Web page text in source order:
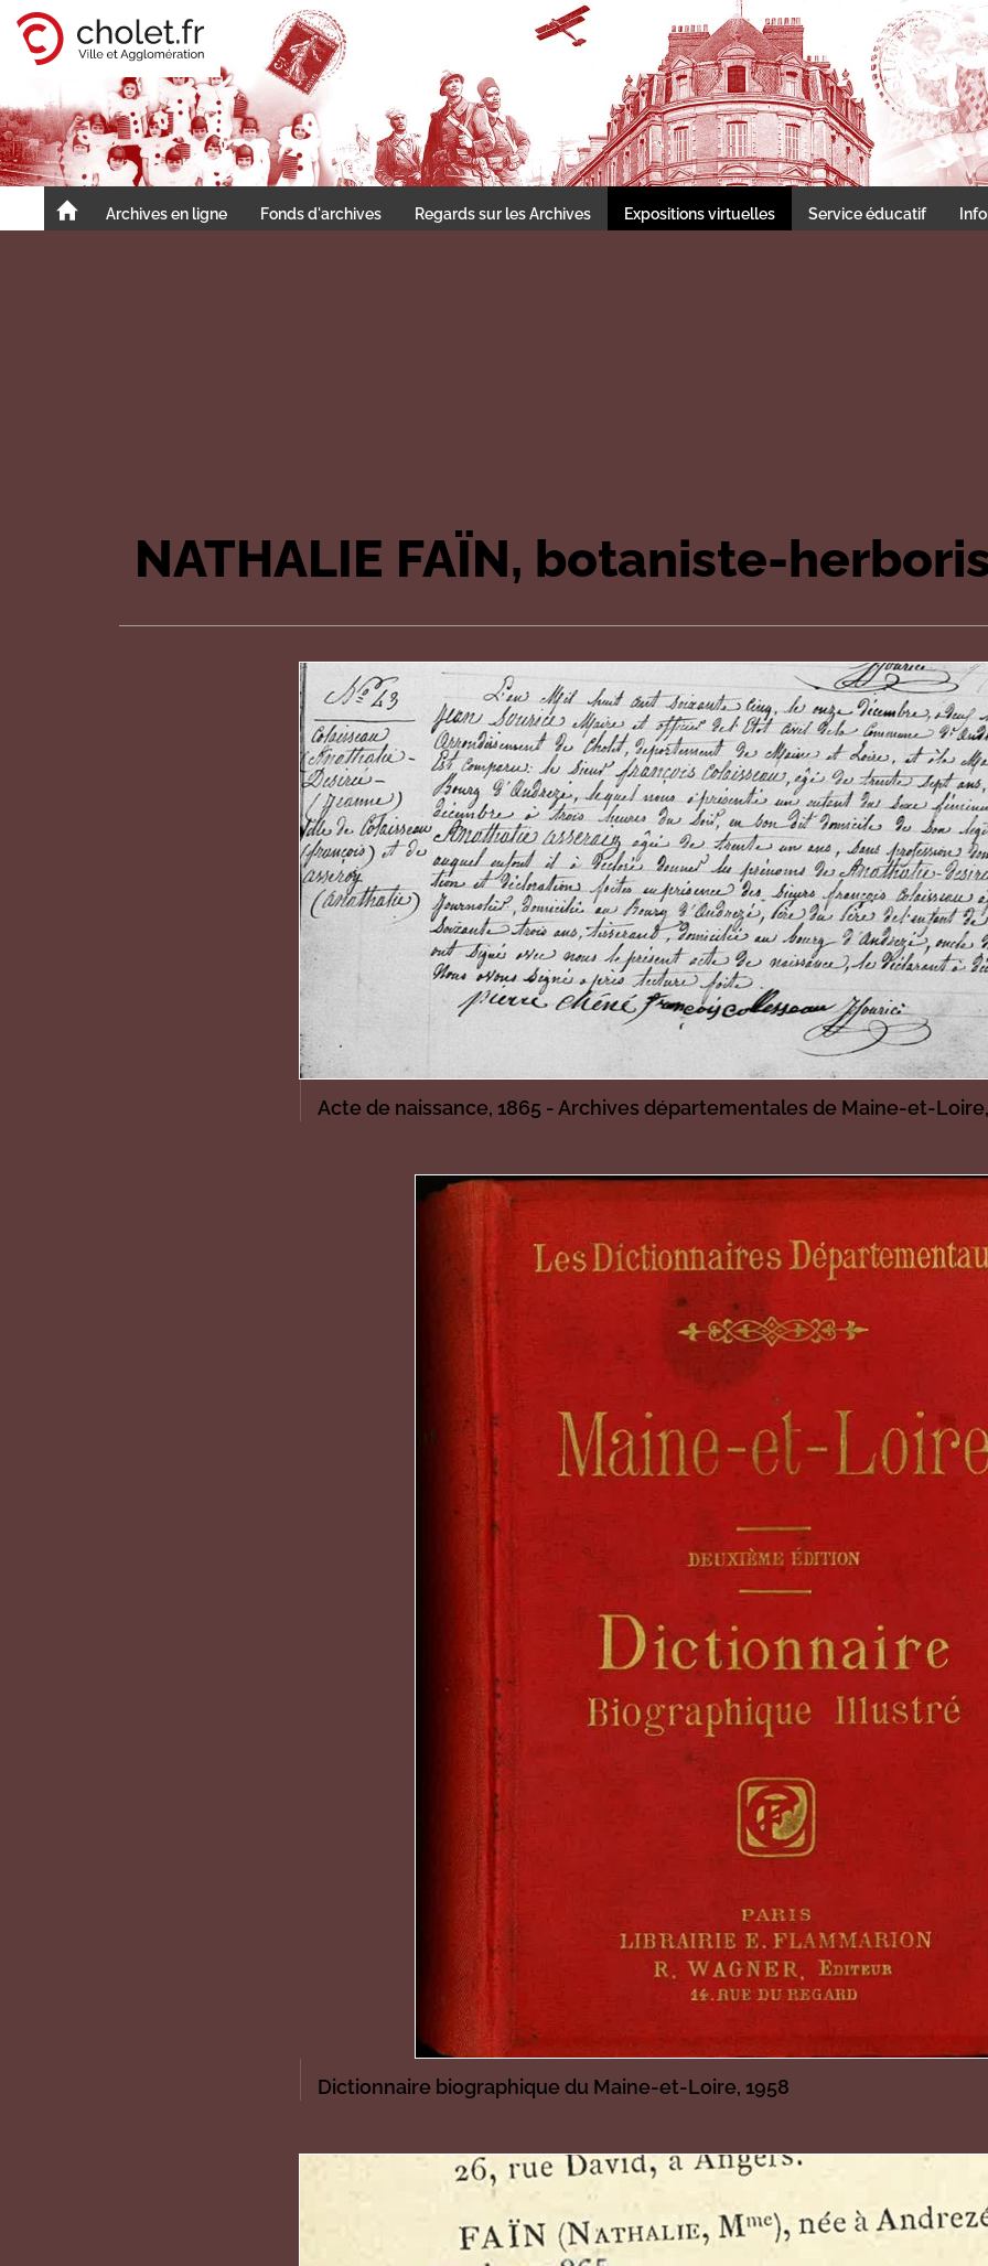
Cholet, ville et agglomération Les archives du Choletais
Accueil
Archives en ligne Fonds d'archives Regards sur les Archives Expositions virtuelles Service éducatif
NATHALIE FAÏN, botaniste-
Acte de naissance, 1865 - Archives départementales de Maine-et-
Dictionnaire biographique du Maine-et-Loire, 1958